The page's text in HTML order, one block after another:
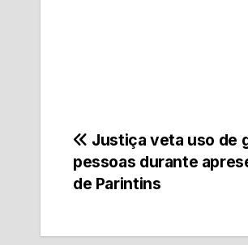
Navegação
de
Justiça veta uso de
pessoas durante
de Parintins